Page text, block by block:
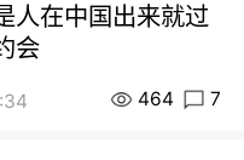
人在中国出来就过
会
464 7